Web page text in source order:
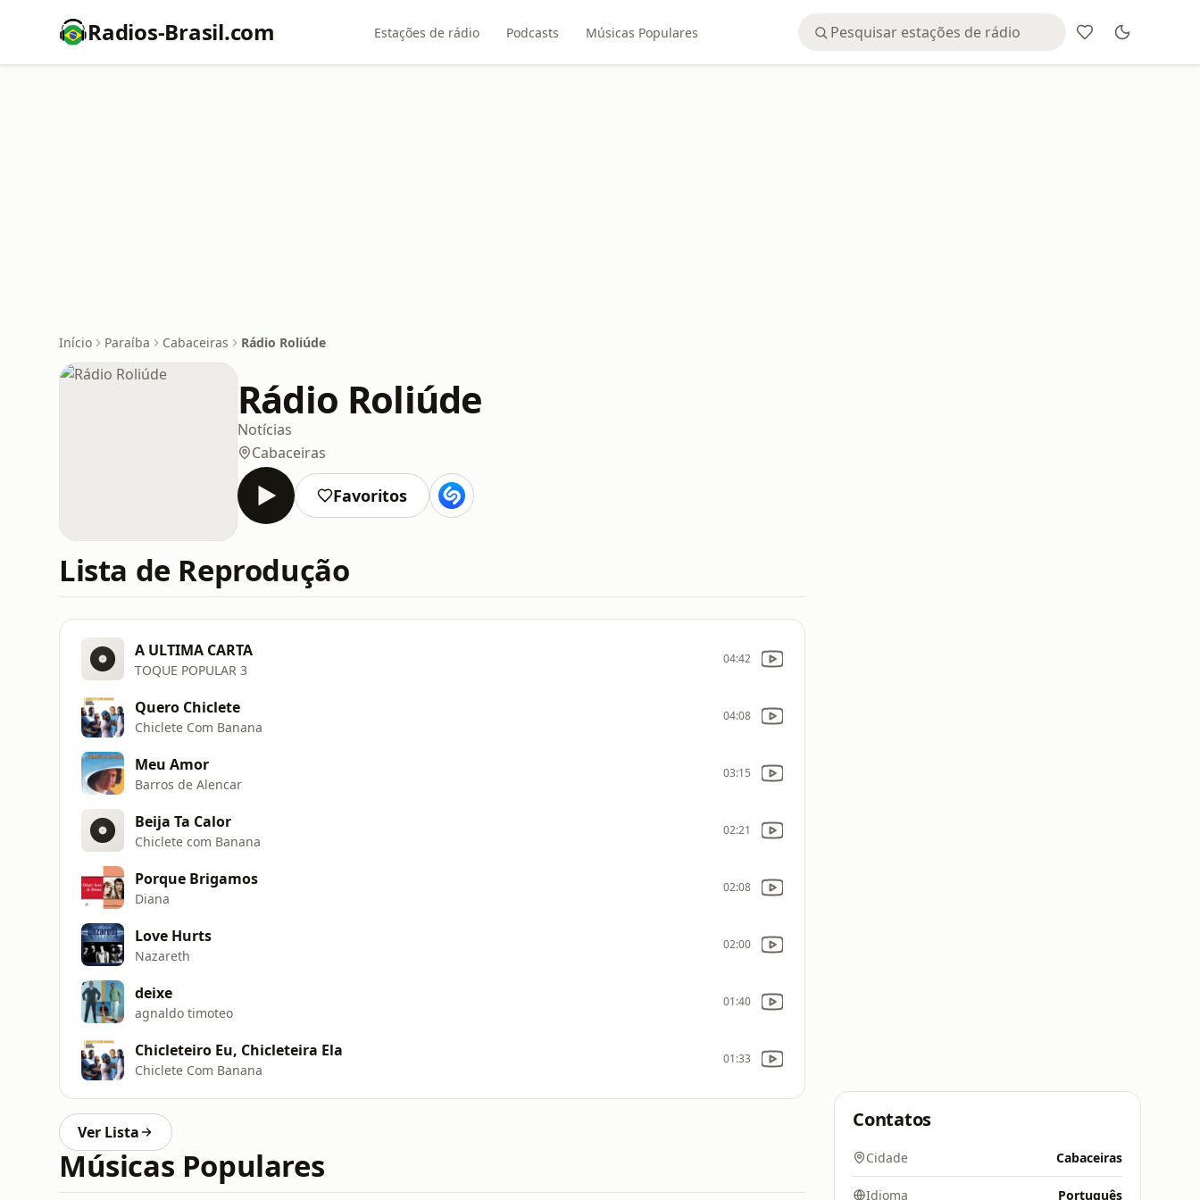
Radios-Brasil.com Estações de rádio Podcasts Músicas Populares
Início Paraíba Cabaceiras Rádio Roliúde
Rádio Roliúde
Notícias
Cabaceiras
Favoritos
Lista de Reprodução
A ULTIMA CARTA
TOQUE POPULAR 3
04:42
Quero Chiclete
Chiclete Com Banana
04:08
Meu Amor
Barros de Alencar
03:15
Beija Ta Calor
Chiclete com Banana
02:21
Porque Brigamos
Diana
02:08
Love Hurts
Nazareth
02:00
deixe
agnaldo timoteo
01:40
Chicleteiro Eu, Chicleteira Ela
Chiclete Com Banana
01:33
Ver Lista
Músicas Populares
Contatos
Cidade Cabaceiras
Idioma Português